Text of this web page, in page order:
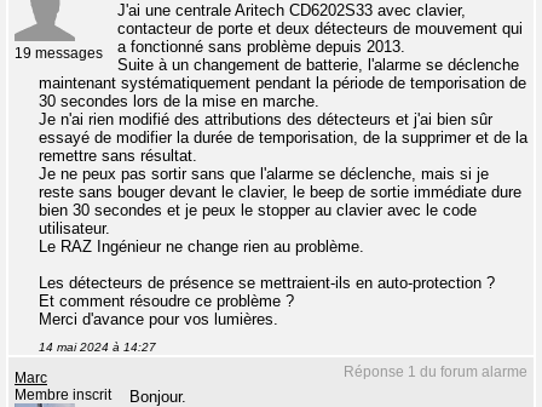
19 messages
J'ai une centrale Aritech CD6202S33 avec clavier,
contacteur de porte et deux détecteurs de mouvement qui
a fonctionné sans problème depuis 2013.
Suite à un changement de batterie, l'alarme se déclenche
maintenant systématiquement pendant la période de temporisation de
30 secondes lors de la mise en marche.
Je n'ai rien modifié des attributions des détecteurs et j'ai bien sûr
essayé de modifier la durée de temporisation, de la supprimer et de la
remettre sans résultat.
Je ne peux pas sortir sans que l'alarme se déclenche, mais si je
reste sans bouger devant le clavier, le beep de sortie immédiate dure
bien 30 secondes et je peux le stopper au clavier avec le code
utilisateur.
Le RAZ Ingénieur ne change rien au problème.
Les détecteurs de présence se mettraient-ils en auto-protection ?
Et comment résoudre ce problème ?
Merci d'avance pour vos lumières.
14 mai 2024 à 14:27
Réponse 1 du forum alarme
Marc
Membre inscrit
Bonjour.